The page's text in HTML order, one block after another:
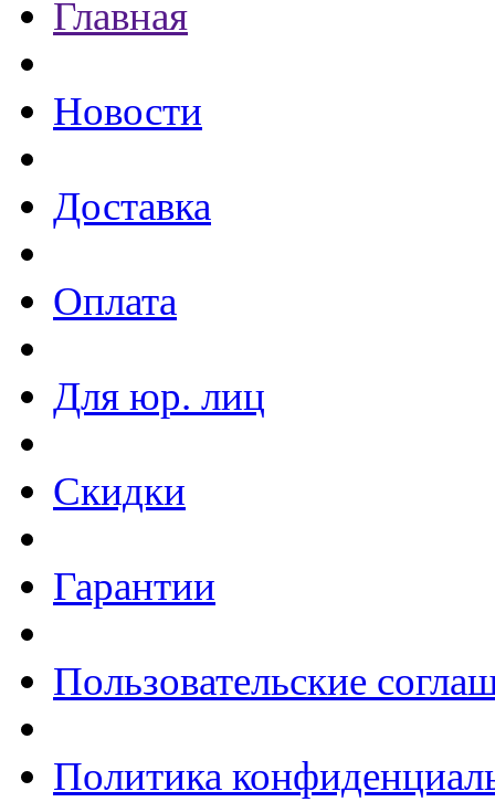
Главная
Новости
Доставка
Оплата
Для юр. лиц
Скидки
Гарантии
Пользовательские
Политика